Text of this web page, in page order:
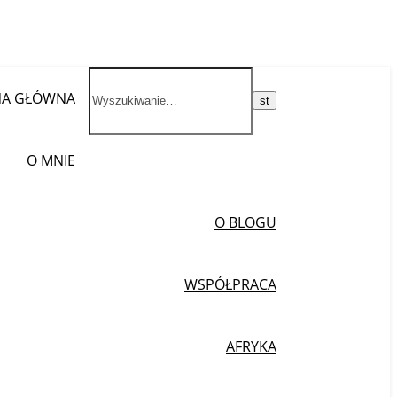
GŁÓWNA
O MNIE
O BLOGU
WSPÓŁPRACA
AFRYKA